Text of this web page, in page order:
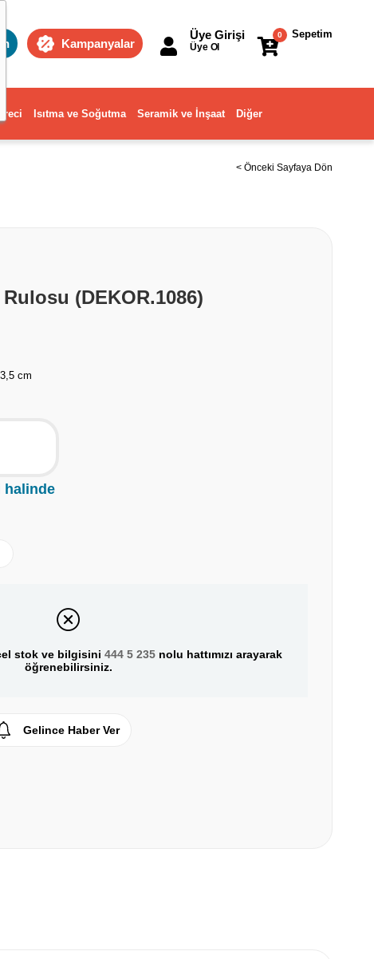
Kampanyalar
Sepetim
0
Üye Girişi
Üye Ol
Isıtma ve Soğutma Seramik ve İnşaat Diğer
< Önceki Sayfaya Dön
(DEKOR.1086)
cm
halinde
stok ve bilgisini 444 5 235nolu hattımızı arayarak
öğrenebilirsiniz.
Gelince Haber Ver